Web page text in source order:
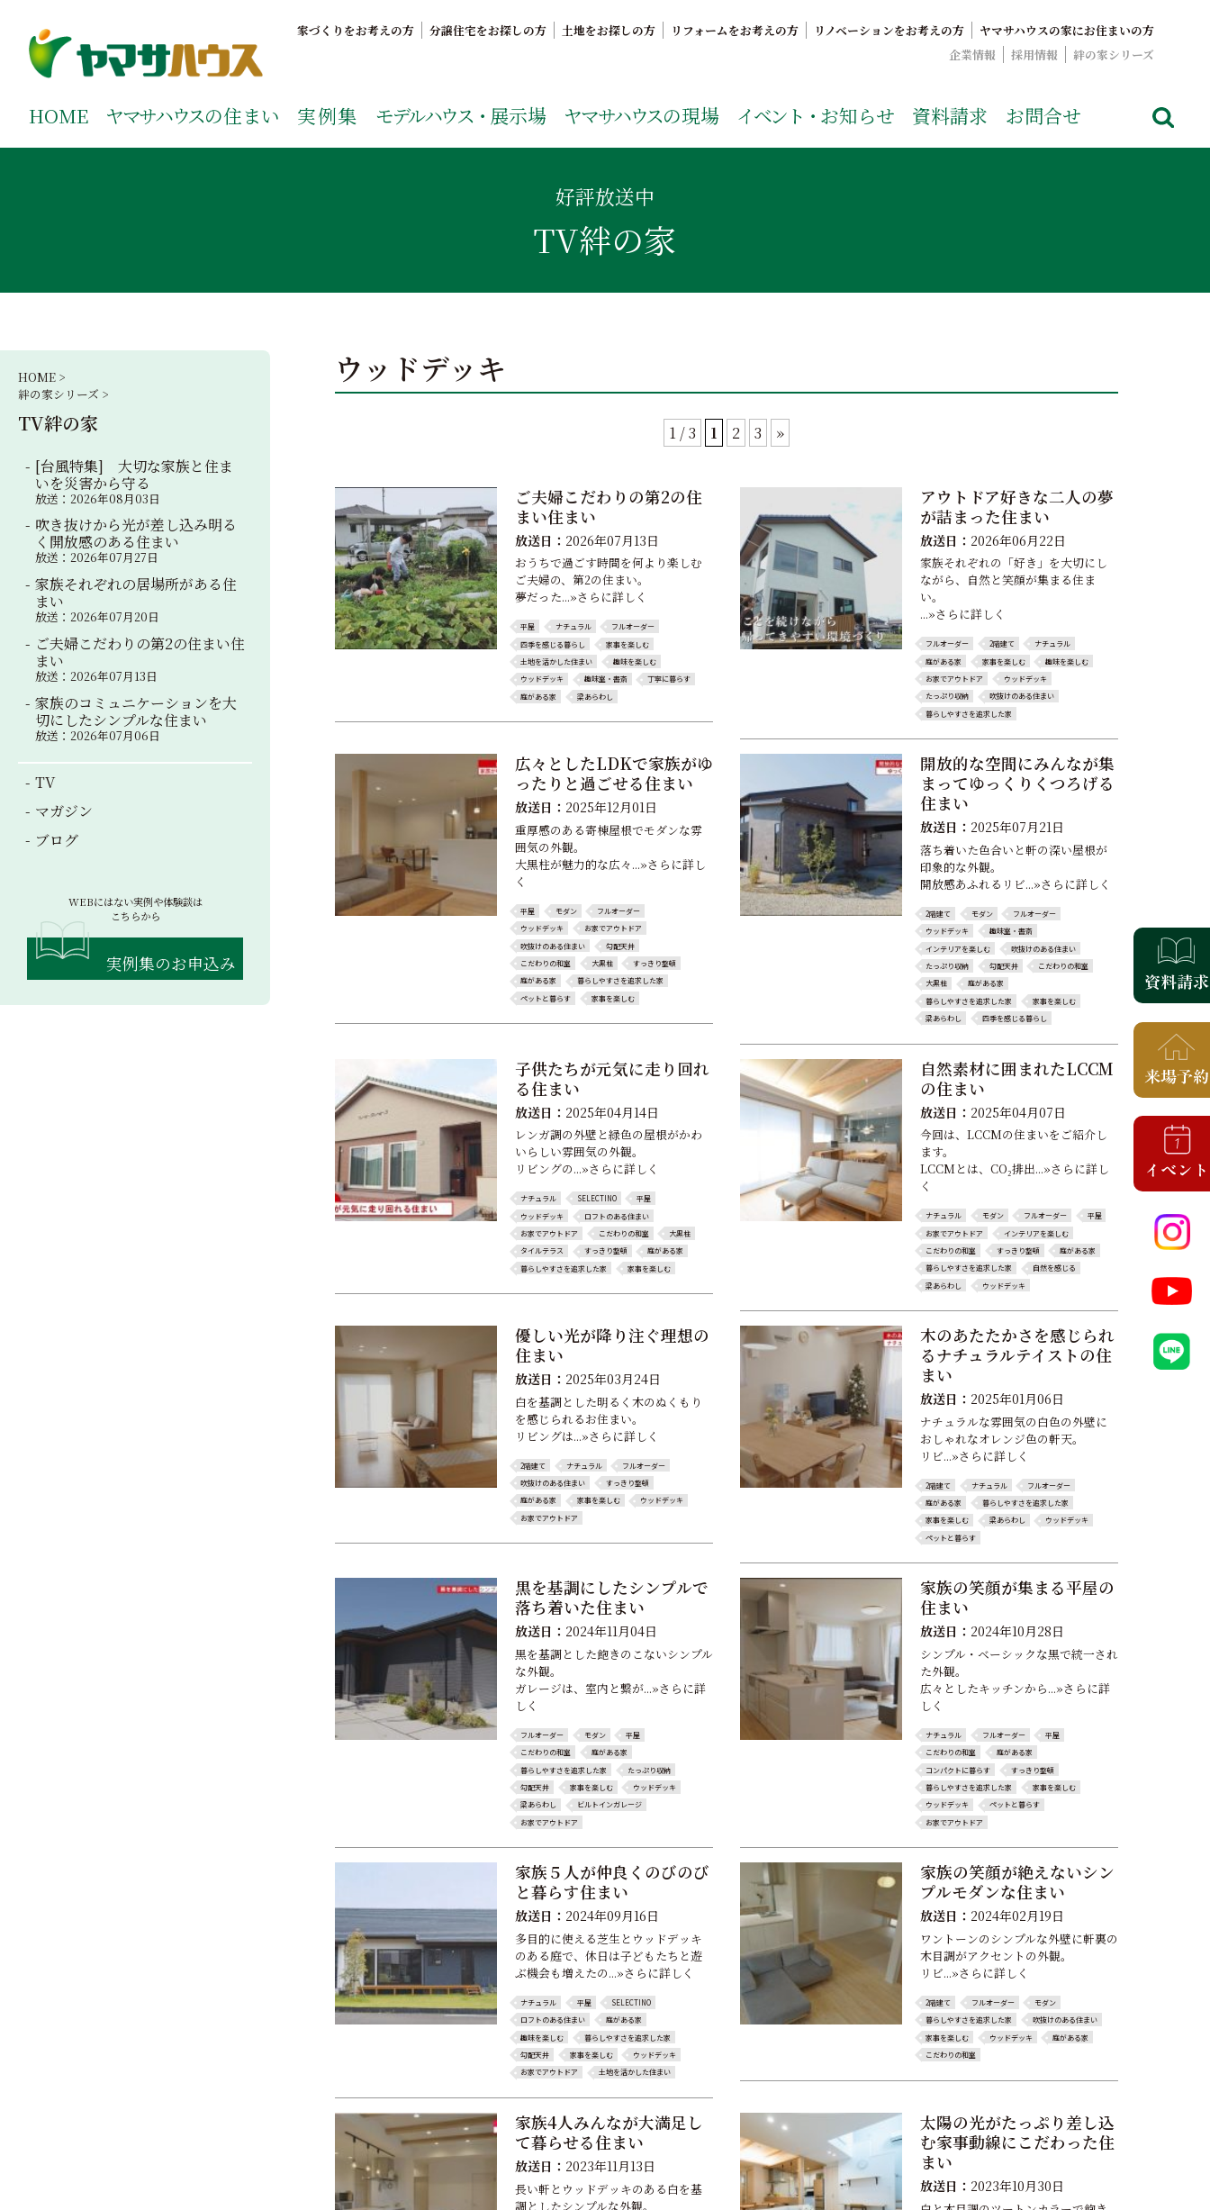
ご覧ください。
家づくりをお考えの方 分譲住宅をお探しの方 土地をお探しの方 リフォームをお考えの方 リノベーションをお考えの方
ヤマサハウスの家にお住まいの方
企業情報
採用情報 絆の家シリーズ
HOME ヤマサハウスの住まい 実例集 モデルハウス・ 展示場 ヤマサハウスの現場 イベント・ お知らせ 資料請求 お問合せ
好評放送中
TV絆の家
ウッドデッキ
1 / 3 1 2 3 »
ご夫婦こだわりの第2の住
まい住まい
放送日： 2026年07月13日
おうちで過ごす時間を何より楽しむ
ご夫婦の、第2の住まい。
夢だった...»さらに詳しく
平屋 ナチュラル
フルオーダー
四季を感じる暮らし
家事を楽しむ
土地を活かした住まい
趣味を楽しむ
ウッドデッキ
趣味室・書斎
丁寧に暮らす
庭がある家
梁あらわし
アウトドア好きな二人の夢
が詰まった住まい
放送日： 2026年06月22日
家族それぞれの「好き」を大切にし
ながら、自然と笑顔が集まる住ま
い。
...»さらに詳しく
フルオーダー 2階建て
ナチュラル
庭がある家
家事を楽しむ
趣味を楽しむ
お家でアウトドア
ウッドデッキ
たっぷり収納
吹抜けのある住まい
暮らしやすさを追求した家
広々としたLDKで家族がゆ
ったりと過ごせる住まい
放送日： 2025年12月01日
重厚感のある寄棟屋根でモダンな雰
囲気の外観。
大黒柱が魅力的な広々...»さらに詳し
く
平屋 モダン
フルオーダー
ウッドデッキ
お家でアウトドア
吹抜けのある住まい
勾配天井
こだわりの和室
大黒柱
すっきり整頓
庭がある家
暮らしやすさを追求した家
ペットと暮らす
家事を楽しむ
開放的な空間にみんなが集
まってゆっくりくつろげる
住まい
放送日： 2025年07月21日
落ち着いた色合いと軒の深い屋根が
印象的な外観。
開放感あふれるリビ...»さらに詳しく
2階建て モダン
フルオーダー
ウッドデッキ
趣味室・書斎
インテリアを楽しむ
吹抜けのある住まい
たっぷり収納
勾配天井
こだわりの和室
大黒柱
庭がある家
暮らしやすさを追求した家
家事を楽しむ
梁あらわし
四季を感じる暮らし
子供たちが元気に走り回れ
る住まい
放送日： 2025年04月14日
レンガ調の外壁と緑色の屋根がかわ
いらしい雰囲気の外観。
リビングの...»さらに詳しく
ナチュラル SELECTINO
平屋
ウッドデッキ
ロフトのある住まい
お家でアウトドア
こだわりの和室
大黒柱
タイルテラス
すっきり整頓
庭がある家
暮らしやすさを追求した家
家事を楽しむ
自然素材に囲まれたLCCM
の住まい
放送日： 2025年04月07日
今回は、LCCMの住まいをご紹介し
ます。
LCCMとは、CO₂排出...»さらに詳し
く
ナチュラル モダン フルオーダー
平屋
お家でアウトドア
インテリアを楽しむ
こだわりの和室
すっきり整頓
庭がある家
暮らしやすさを追求した家
自然を感じる
梁あらわし
ウッドデッキ
優しい光が降り注ぐ理想の
住まい
放送日： 2025年03月24日
白を基調とした明るく木のぬくもり
を感じられるお住まい。
リビングは...»さらに詳しく
2階建て ナチュラル
フルオーダー
吹抜けのある住まい
すっきり整頓
庭がある家
家事を楽しむ
ウッドデッキ
お家でアウトドア
木のあたたかさを感じられ
るナチュラルテイストの住
まい
放送日： 2025年01月06日
ナチュラルな雰囲気の白色の外壁に
おしゃれなオレンジ色の軒天。
リビ...»さらに詳しく
2階建て ナチュラル
フルオーダー
庭がある家
暮らしやすさを追求した家
家事を楽しむ
梁あらわし
ウッドデッキ
ペットと暮らす
黒を基調にしたシンプルで
落ち着いた住まい
放送日： 2024年11月04日
黒を基調とした飽きのこないシンプル
な外観。
ガレージは、室内と繋が...»さらに詳
しく
フルオーダー モダン
平屋
こだわりの和室
庭がある家
暮らしやすさを追求した家
たっぷり収納
勾配天井
家事を楽しむ
ウッドデッキ
梁あらわし
ビルトインガレージ
お家でアウトドア
家族の笑顔が集まる平屋の
住まい
放送日： 2024年10月28日
シンプル・ベーシックな黒で統一され
た外観。
広々としたキッチンから...»さらに詳
しく
ナチュラル フルオーダー
平屋
こだわりの和室
庭がある家
コンパクトに暮らす
すっきり整頓
暮らしやすさを追求した家
家事を楽しむ
ウッドデッキ
ペットと暮らす
お家でアウトドア
家族５人が仲良くのびのび
と暮らす住まい
放送日： 2024年09月16日
多目的に使える芝生とウッドデッキ
のある庭で、休日は子どもたちと遊
ぶ機会も増えたの...»さらに詳しく
ナチュラル 平屋
SELECTINO
ロフトのある住まい
庭がある家
趣味を楽しむ
暮らしやすさを追求した家
勾配天井
家事を楽しむ
ウッドデッキ
お家でアウトドア
土地を活かした住まい
家族の笑顔が絶えないシン
プルモダンな住まい
放送日： 2024年02月19日
ワントーンのシンプルな外壁に軒裏の
木目調がアクセントの外観。
リビ...»さらに詳しく
2階建て フルオーダー
モダン
暮らしやすさを追求した家
吹抜けのある住まい
家事を楽しむ
ウッドデッキ
庭がある家
こだわりの和室
家族4人みんなが大満足し
て暮らせる住まい
放送日： 2023年11月13日
長い軒とウッドデッキのある白を基
調としたシンプルな外観。
太陽の光がたっぷり差し込
む家事動線にこだわった住
まい
放送日： 2023年10月30日
HOME >
絆の家シリーズ >
TV絆の家
[台風特集] 大切な家族と住ま
いを災害から守る
放送：2026年08月03日
吹き抜けから光が差し込み明る
く開放感のある住まい
放送：2026年07月27日
家族それぞれの居場所がある住
まい
放送：2026年07月20日
ご夫婦こだわりの第2の住まい住
まい
放送：2026年07月13日
家族のコミュニケーションを大
切にしたシンプルな住まい
放送：2026年07月06日
TV
マガジン
ブログ
WEBにはない実例や体験談は
こちらから
実例集のお申込み